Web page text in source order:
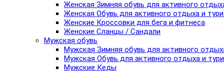
Женская Зимняя обувь для активного
Женская Обувь для активного отдыха и
Женские Кроссовки для бега и фитнеса
Женские Сланцы / Сандали
Мужская обувь
Мужская Зимняя обувь для активного
Мужская Обувь для активного отдыха и
Мужские Кеды